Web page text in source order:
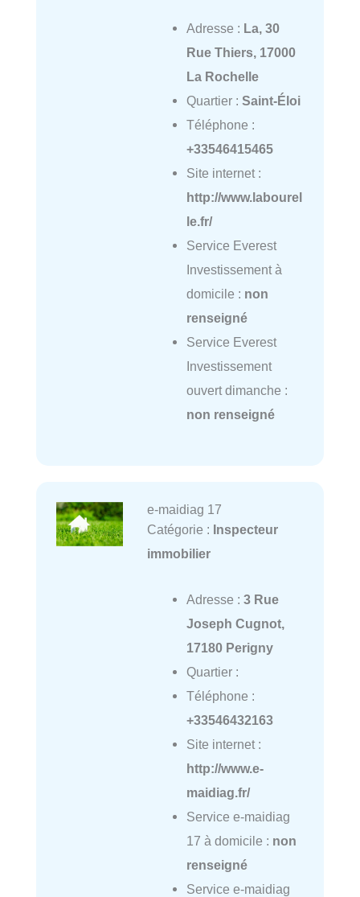
Adresse : La, 30
Rue Thiers, 17000
La Rochelle
Quartier : Saint-Éloi
Téléphone :
+33546415465
Site internet :
http://www.labourel
le.fr/
Service Everest
Investissement à
domicile : non
renseigné
Service Everest
Investissement
ouvert dimanche :
non renseigné
e-maidiag 17
Catégorie : Inspecteur
immobilier
Adresse : 3 Rue
Joseph Cugnot,
17180 Perigny
Quartier :
Téléphone :
+33546432163
Site internet :
http://www.e-
maidiag.fr/
Service e-maidiag
17 à domicile : non
renseigné
Service e-maidiag